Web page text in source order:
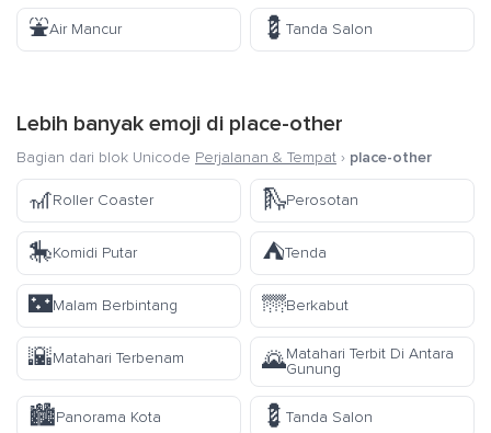
⛲Air Mancur 💈 Tanda Salon
Lebih banyak emoji di place-other
Bagian dari blok Unicode Perjalanan & Tempat › place-other
🎢Roller Coaster 🛝Perosotan
🎠Komidi Putar ⛺Tenda
🌃Malam Berbintang 🌁Berkabut
🌇Matahari Terbenam 🌄Matahari Terbit Di Antara
Gunung
🏙️Panorama Kota 💈 Tanda Salon